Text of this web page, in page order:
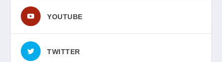
YOUTUBE
TWITTER